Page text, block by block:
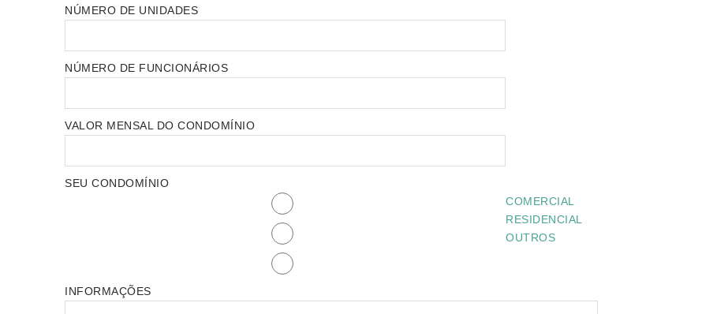
NÚMERO DE UNIDADES
NÚMERO DE FUNCIONÁRIOS
VALOR MENSAL DO CONDOMÍNIO
SEU CONDOMÍNIO
COMERCIAL
RESIDENCIAL
OUTROS
INFORMAÇÕES